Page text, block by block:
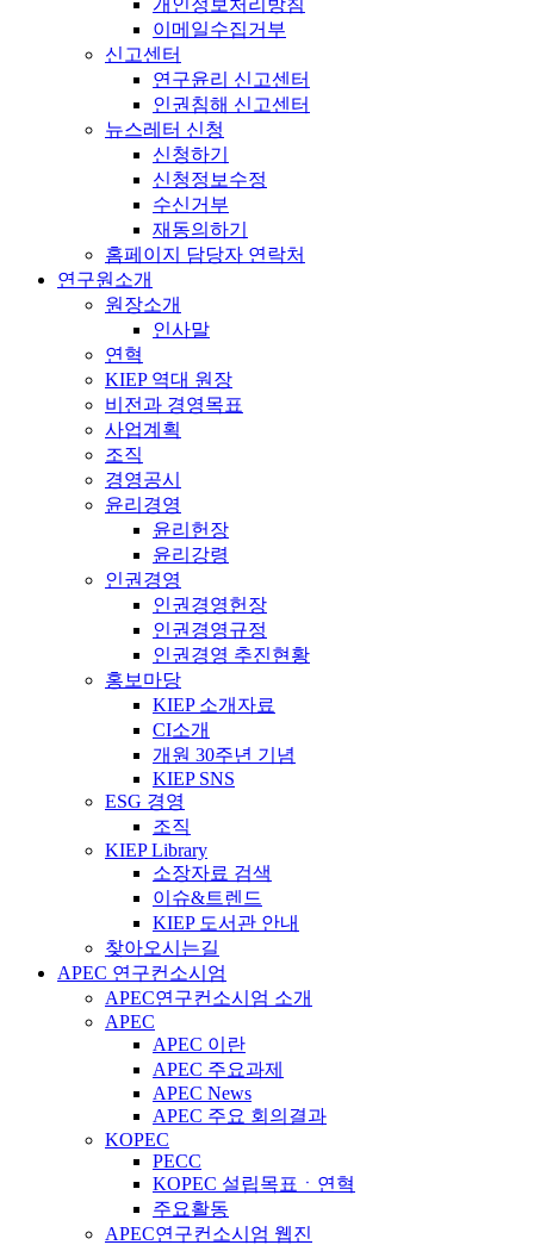
이메일수집거부
신고센터
연구윤리 신고센터
인권침해 신고센터
뉴스레터 신청
신청하기
신청정보수정
수신거부
재동의하기
홈페이지 담당자 연락처
연구원소개
원장소개
인사말
연혁
KIEP 역대 원장
비전과 경영목표
사업계획
조직
경영공시
윤리경영
윤리헌장
윤리강령
인권경영
인권경영헌장
인권경영규정
인권경영 추진현황
홍보마당
KIEP 소개자료
CI소개
개원 30주년 기념
KIEP SNS
ESG 경영
조직
KIEP Library
소장자료 검색
이슈&트렌드
KIEP 도서관 안내
찾아오시는길
APEC 연구컨소시엄
APEC연구컨소시엄 소개
APEC
APEC 이란
APEC 주요과제
APEC News
APEC 주요 회의결과
KOPEC
PECC
KOPEC 설립목표ㆍ연혁
주요활동
APEC연구컨소시엄 웹진